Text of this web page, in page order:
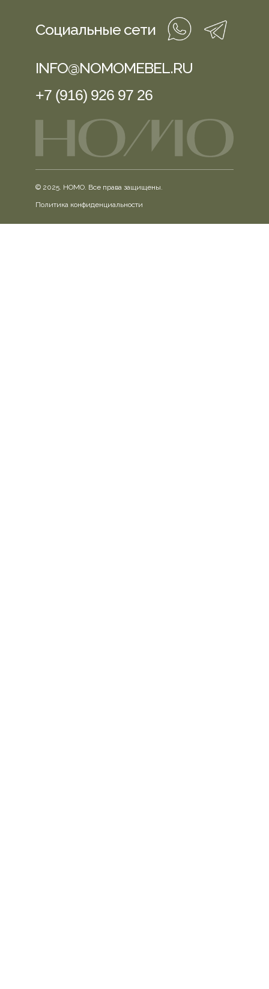
INFO@NOMOMEBEL.RU
+7 (916) 926 97 26
Социальные сети
© 2025. HOMO. Все права защищены.
Политика конфиденциальности